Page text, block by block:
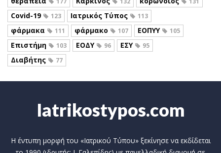
Covid-19 123 Ιατρικός Τύπος 113
φάρμακα 111 φάρμακο 107 ΕΟΠΥΥ 105
Επιστήμη 103 ΕΟΔΥ 96 ΕΣΥ 95
Διαβήτης 77
Iatrikostypos.com
Η έντυπη μορφή του «Ιατρικού Τύπου» ξεκίνησε να εκδίδεται